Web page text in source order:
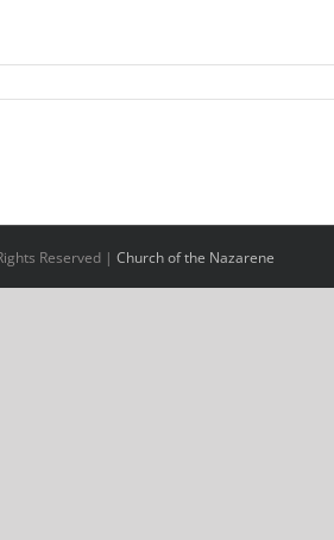
Reserved | Church of the Nazarene